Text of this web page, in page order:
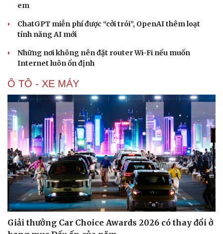
em
ChatGPT miễn phí được “cởi trói”, OpenAI thêm loạt
tính năng AI mới
Những nơi không nên đặt router Wi-Fi nếu muốn
Internet luôn ổn định
Ô TÔ - XE MÁY
Giải thưởng Car Choice Awards 2026 có thay đổi ở